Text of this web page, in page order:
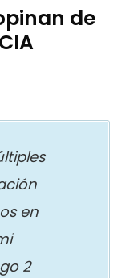
de
en
2